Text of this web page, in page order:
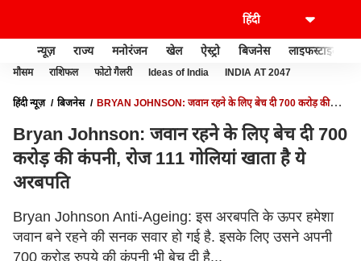
न्यूज़ राज्य मनोरंजन खेल ऐस्ट्रो बिजनेस लाइफस्टाइल
मौसम राशिफल फोटो गैलरी Ideas of India INDIA AT 2047
हिंदी न्यूज़ बिजनेस
BRYAN JOHNSON: जवान रहने के लिए बेच दी 700 करोड़ की
Bryan Johnson: जवान रहने के लिए बेच दी 700
करोड़ की कंपनी, रोज 111 गोलियां खाता है ये
अरबपति
Bryan Johnson Anti-Ageing: इस अरबपति के ऊपर हमेशा
जवान बने रहने की सनक सवार हो गई है. इसके लिए उसने अपनी
700 करोड़ रुपये की कंपनी भी बेच दी है...